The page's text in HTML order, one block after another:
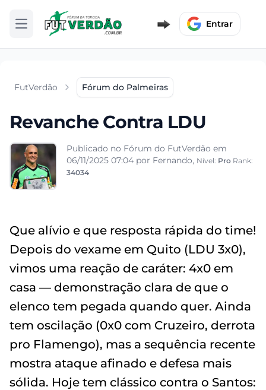
Abrir menu Entrar
FutVerdão Fórum do Palmeiras
Revanche Contra LDU
Publicado no Fórum do FutVerdão em
06/11/2025 07:04 por Fernando, Nível: Pro Rank:
34034
Que alívio e que resposta rápida do time!
Depois do vexame em Quito (LDU 3x0),
vimos uma reação de caráter: 4x0 em
casa — demonstração clara de que o
elenco tem pegada quando quer. Ainda
tem oscilação (0x0 com Cruzeiro, derrota
pro Flamengo), mas a sequência recente
mostra ataque afinado e defesa mais
sólida. Hoje tem clássico contra o Santos: